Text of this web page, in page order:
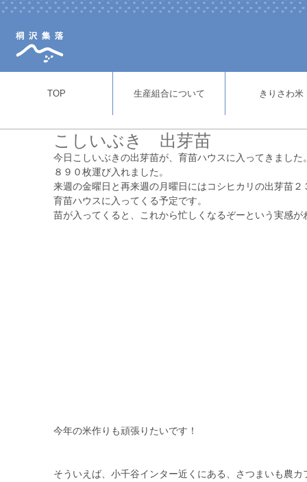
TOP 生産組合について きりさわ米
こしいぶき 出芽苗
今日こしいぶきの出芽苗が、育苗ハウスに入ってきました
８９０枚運び入れました。
来週の金曜日と再来週の月曜日にはコシヒカリの出芽苗
育苗ハウスに入ってくる予定です。
苗が入ってくると、これから忙しくなるぞーという実感が
今年の米作りも頑張りたいです！
そういえば、小千谷インター近くにある、さつまいも農